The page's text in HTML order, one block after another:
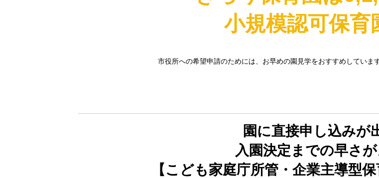
小規模認可保育
市役所への希望申請のためには、お早めの園見学をおすすめしていま
園に直接申し込みが
入園決定までの早さ
【こども家庭庁所管・企業主導型